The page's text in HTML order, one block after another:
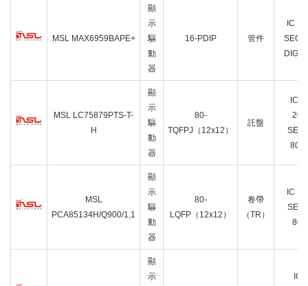
MSL MAX6959BAPE+
顯
示
驅
動
器
16-PDIP 管件
IC
MSL LC75879PTS-T-
H
顯
示
驅
動
器
80-
TQFPJ（12x12）
託盤
IC
MSL
PCA85134H/Q900/1,1
顯
示
驅
動
器
80-
LQFP（12x12）
卷帶
（TR）
IC
顯
示
IC